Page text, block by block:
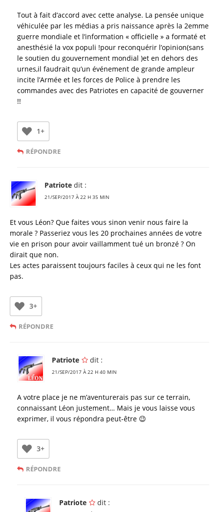
Tout à fait d’accord avec cette analyse. La pensée unique
véhiculée par les médias a pris naissance après la 2emme
guerre mondiale et l’information « officielle » a formaté et
anesthésié la vox populi !pour reconquérir l’opinion(sans
le soutien du gouvernement mondial )et en dehors des
urnes,il faudrait qu’un événement de grande ampleur
incite l’Armée et les forces de Police à prendre les
commandes avec des Patriotes en capacité de gouverner
!!
1+
RÉPONDRE
Patriote dit :
21/SEP/2017 À 22 H 35 MIN
Et vous Léon? Que faites vous sinon venir nous faire la
morale ? Passeriez vous les 20 prochaines années de votre
vie en prison pour avoir vaillamment tué un bronzé ? On
dirait que non.
Les actes paraissent toujours faciles à ceux qui ne les font
pas.
3+
RÉPONDRE
Patriote dit :
21/SEP/2017 À 22 H 40 MIN
A votre place je ne m’aventurerais pas sur ce terrain,
connaissant Léon justement… Mais je vous laisse vous
exprimer, il vous répondra peut-être 😉
3+
RÉPONDRE
Patriote dit :